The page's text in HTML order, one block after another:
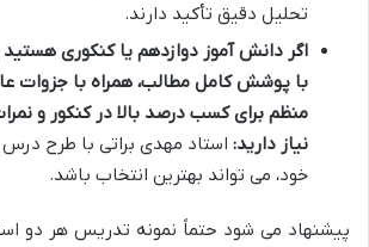
تحلیل دقیق تأکید دارند.
اگر دانش آموز دوازدهم یا کنکوری
با پوشش کامل مطالب، همراه با جزوات
منظم برای کسب درصد بالا در کنکور و
نیاز دارید: استاد مهدی براتی با طرح
خود، می تواند بهترین انتخاب باشد.
پیشنهاد می شود حتماً نمونه تدریس هر دو